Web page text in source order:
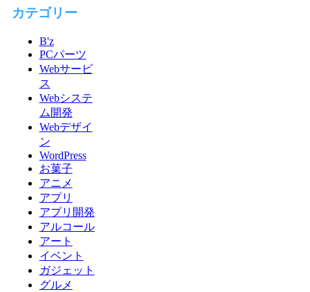
カテゴリー
B'z
PCパーツ
Webサービ
ス
Webシステ
ム開発
Webデザイ
ン
WordPress
お菓子
アニメ
アプリ
アプリ開発
アルコール
アート
イベント
ガジェット
グルメ